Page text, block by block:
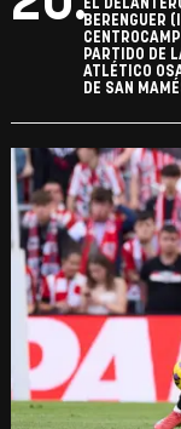
EL
BERENGUER
PARTIDO DE
ATLÉTICO
DE SAN